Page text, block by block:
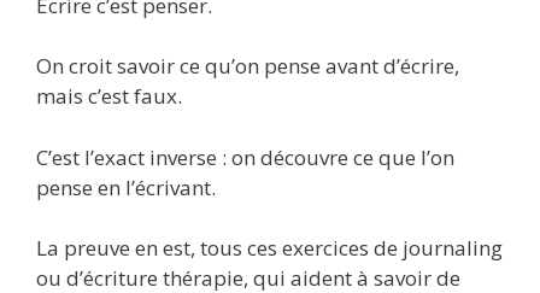
On croit savoir ce qu’on pense avant d’écrire,
mais c’est faux.
C’est l’exact inverse : on découvre ce que l’on
pense en l’écrivant.
La preuve en est, tous ces exercices de journaling
ou d’écriture thérapie, qui aident à savoir de